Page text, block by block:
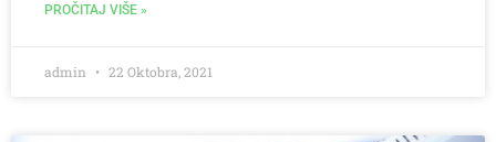
PROČITAJ VIŠE »
admin 22 Oktobra, 2021